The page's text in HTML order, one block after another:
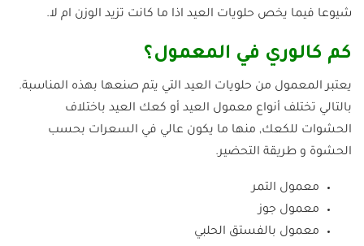
شيوعا فيما يخص حلويات العيد اذا ما كانت تزيد الوزن ام لا.
كم كالوري في المعمول؟
يعتبر المعمول من حلويات العيد التي يتم صنعها بهذه المناسبة.
بالتالي تختلف أنواع معمول العيد أو كعك العيد باختلاف
الحشوات للكعك, منها ما يكون عالي في السعرات بحسب
الحشوة و طريقة التحضير.
معمول التمر
معمول جوز
معمول بالفستق الحلبي